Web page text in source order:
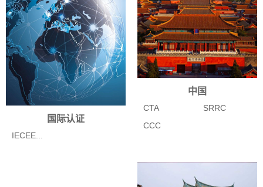
国际认证
IECEE...
中国
CTA
SRRC
CCC